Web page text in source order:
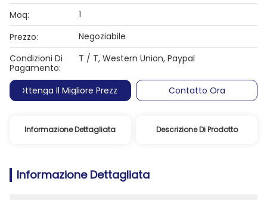
Moq:
1
Prezzo:
Negoziabile
Condizioni Di
Pagamento:
T / T, Western Union, Paypal
Ottenga Il Migliore Prezzo Contatto Ora
Informazione Dettagliata Descrizione Di Prodotto
Informazione Dettagliata